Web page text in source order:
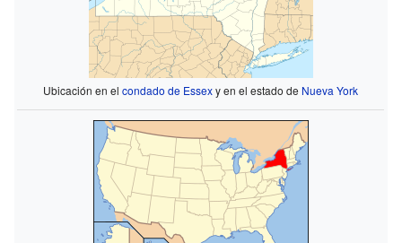
Ubicación en elcondado de Essexy en el estado de Nueva York